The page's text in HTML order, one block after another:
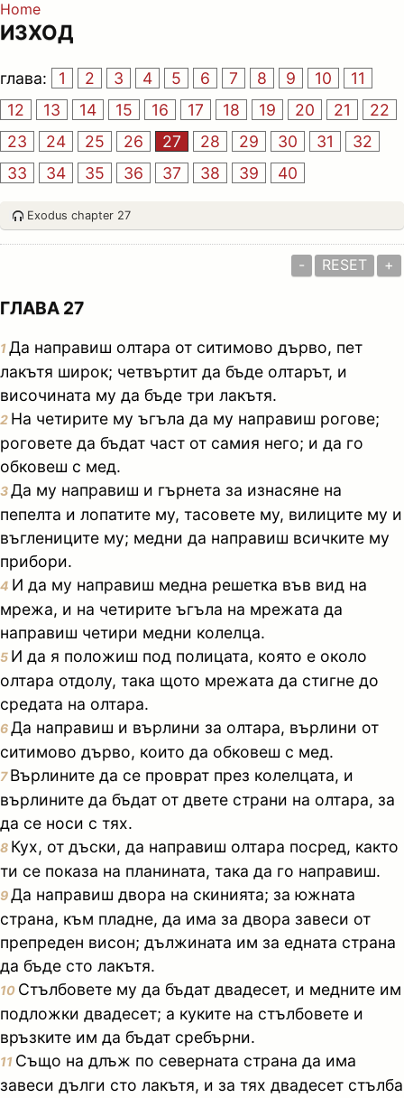
Home
ИЗХОД
глава: 1 2 3 4 5 6 7 8 9 10
11
12
13 14 15 16 17 18 19 20 21
22
23
24 25 26 27 28 29 30 31
32
33
34 35 36 37 38 39 40
Exodus chapter 27
- RESET +
ГЛАВА 27
1Да направиш олтара от ситимово дърво, пет
лакътя широк; четвъртит да бъде олтарът, и
височината му да бъде три лакътя.
2 На четирите му ъгъла да му направиш рогове;
роговете да бъдат част от самия него; и да го
обковеш с мед.
3Да му направиш и гърнета за изнасяне на
пепелта и лопатите му, тасовете му, вилиците му и
въглениците му; медни да направиш всичките му
прибори.
4 И да му направиш медна решетка във вид на
мрежа, и на четирите ъгъла на мрежата да
направиш четири медни колелца.
5 И да я положиш под полицата, която е около
олтара отдолу, така щото мрежата да стигне до
средата на олтара.
6Да направиш и върлини за олтара, върлини от
ситимово дърво, които да обковеш с мед.
7Върлините да се проврат през колелцата, и
върлините да бъдат от двете страни на олтара, за
да се носи с тях.
8 Кух, от дъски, да направиш олтара посред, както
ти се показа на планината, така да го направиш.
9Да направиш двора на скинията; за южната
страна, към пладне, да има за двора завеси от
препреден висон; дължината им за едната страна
да бъде сто лакътя.
10 Стълбовете му да бъдат двадесет, и медните им
подложки двадесет; а куките на стълбовете и
връзките им да бъдат сребърни.
11 Също на длъж по северната страна да има
завеси дълги сто лакътя, и за тях двадесет стълба